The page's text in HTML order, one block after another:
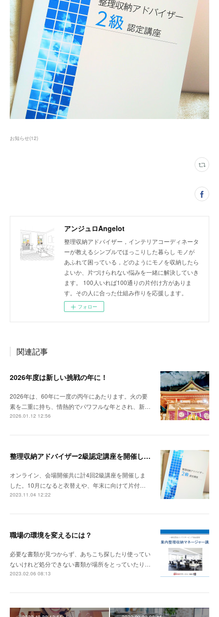
お知らせ(12)
アンジュロAngelot
整理収納アドバイザー，インテリアコーディネータ
ーが教えるシンプルでほっこりした暮らし モノが
あふれて困っている，どのようにモノを収納したら
よいか、片づけられない悩みを一緒に解決していき
ます。 100人いれば100通りの片付け方がありま
す。その人に合った仕組み作りを応援します。
フォロー
関連記事
2026年度は新しい挑戦の年に！
2026年は、60年に一度の丙午にあたります。火の要
素を二重に持ち、情熱的でパワフルな年とされ、新…
2026.01.12 12:56
整理収納アドバイザー2級認定講座を開催しました。
オンライン、会場開催共に計4回2級講座を開催しま
した。10月になると衣替えや、年末に向けて片付…
2023.11.04 12:22
職場の環境を変えるには？
必要な書類が見つからず、あちこち探したり使ってい
ないけれど処分できない書類が場所をとっていたり…
2023.02.06 08:13